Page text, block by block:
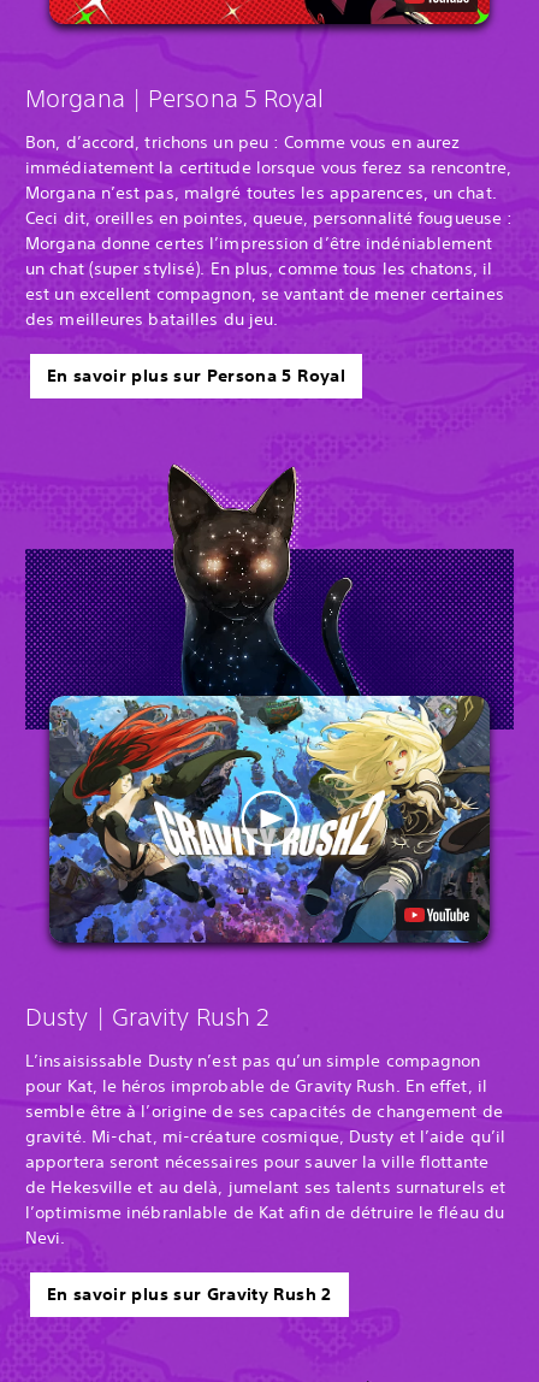
Morgana | Persona 5 Royal
Bon, d’accord, trichons un peu : Comme vous en aurez
immédiatement la certitude lorsque vous ferez sa rencontre,
Morgana n’est pas, malgré toutes les apparences, un chat.
Ceci dit, oreilles en pointes, queue, personnalité fougueuse :
Morgana donne certes l’impression d’être indéniablement
un chat (super stylisé). En plus, comme tous les chatons, il
est un excellent compagnon, se vantant de mener certaines
des meilleures batailles du jeu.
En savoir plus sur Persona 5 Royal
Dusty | Gravity Rush 2
L’insaisissable Dusty n’est pas qu’un simple compagnon
pour Kat, le héros improbable de Gravity Rush. En effet, il
semble être à l’origine de ses capacités de changement de
gravité. Mi-chat, mi-créature cosmique, Dusty et l’aide qu’il
apportera seront nécessaires pour sauver la ville flottante
de Hekesville et au delà, jumelant ses talents surnaturels et
l’optimisme inébranlable de Kat afin de détruire le fléau du
Nevi.
En savoir plus sur Gravity Rush 2